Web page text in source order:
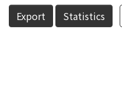
Export Statistics